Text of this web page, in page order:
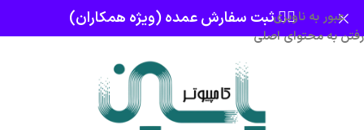
عبور به ناوبری
رفتن به محتوای اصلی
👈🏻 ثبت سفارش عمده (ویژه همکاران)